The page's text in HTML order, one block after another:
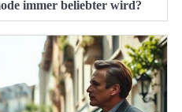
immer beliebter wird?